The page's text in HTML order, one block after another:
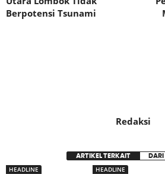
Berpotensi Tsunami
Redaksi
ARTIKEL TERKAIT DARI
HEADLINE HEADLINE